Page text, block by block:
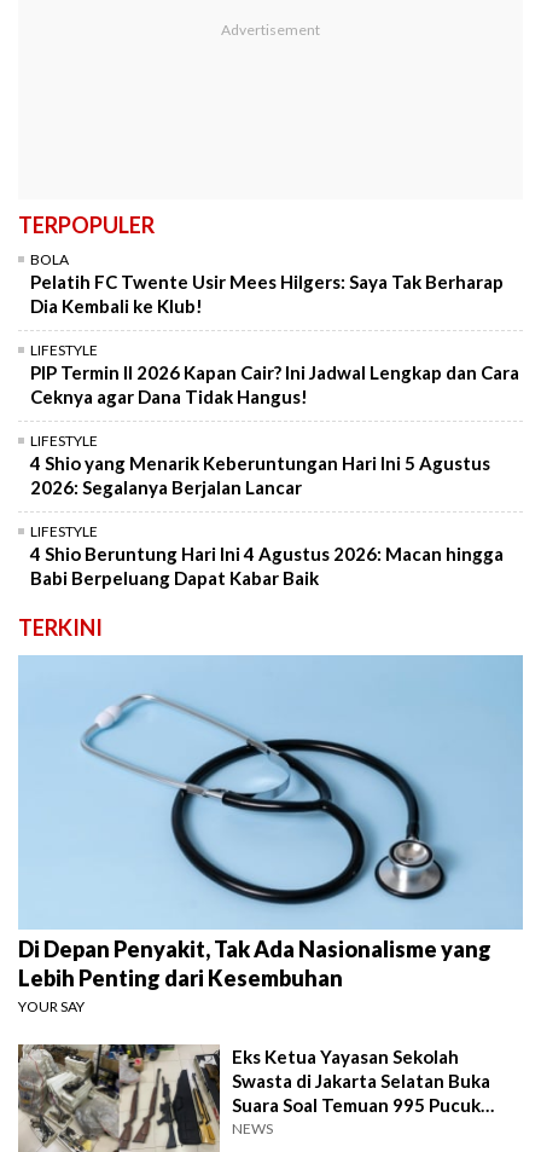
TERPOPULER
BOLA
Pelatih FC Twente Usir Mees Hilgers: Saya Tak Berharap
Dia Kembali ke Klub!
LIFESTYLE
PIP Termin II 2026 Kapan Cair? Ini Jadwal Lengkap dan Cara
Ceknya agar Dana Tidak Hangus!
LIFESTYLE
4 Shio yang Menarik Keberuntungan Hari Ini 5 Agustus
2026: Segalanya Berjalan Lancar
LIFESTYLE
4 Shio Beruntung Hari Ini 4 Agustus 2026: Macan hingga
Babi Berpeluang Dapat Kabar Baik
TERKINI
Di Depan Penyakit, Tak Ada Nasionalisme yang
Lebih Penting dari Kesembuhan
YOUR SAY
Eks Ketua Yayasan Sekolah
Swasta di Jakarta Selatan Buka
Suara Soal Temuan 995 Pucuk
Senjata Api
NEWS